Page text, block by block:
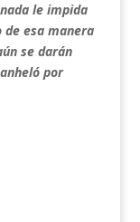
le impida
de esa manera
se darán
por